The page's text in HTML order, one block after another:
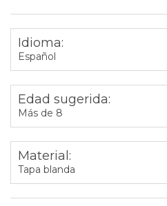
Idioma:
Español
Edad sugerida:
Más de 8
Material:
Tapa blanda